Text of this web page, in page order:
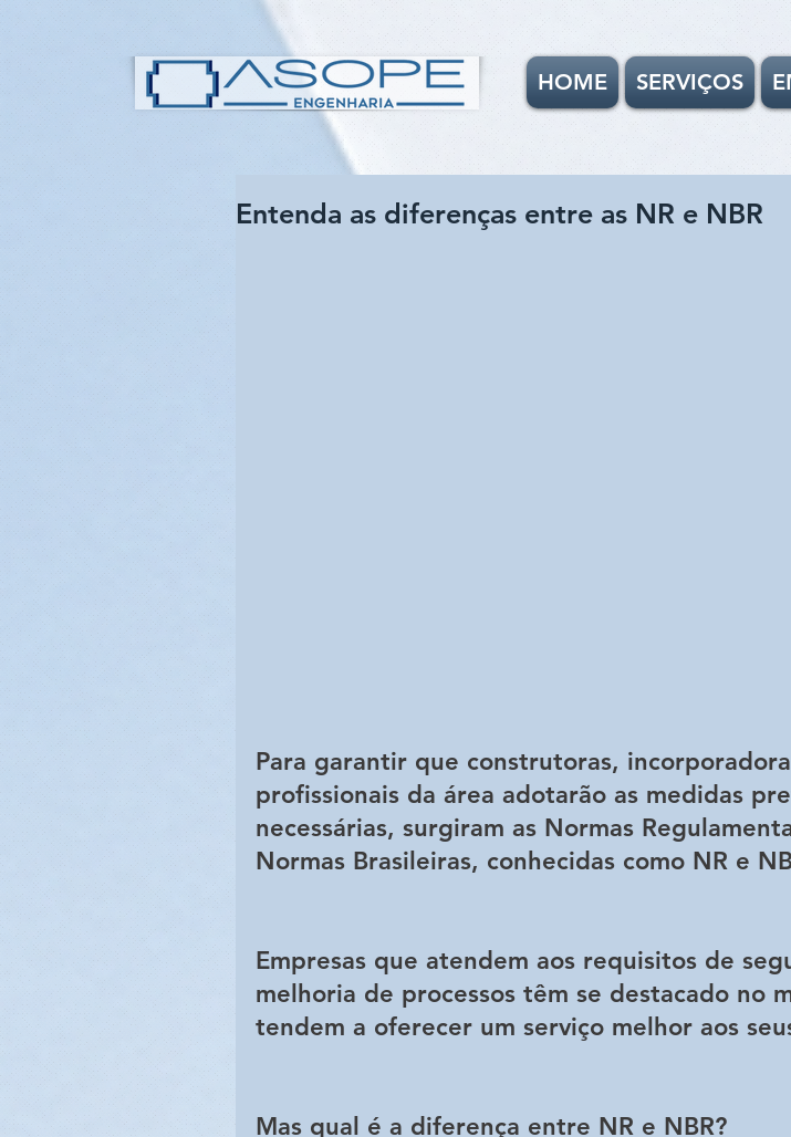
HOME SERVIÇOS
Entenda as diferenças entre as NR e NBR
Para garantir que construtoras,
profissionais da área adotarão as medidas
necessárias, surgiram as Normas
Normas Brasileiras, conhecidas como NR e
Empresas que atendem aos requisitos de
melhoria de processos têm se destacado no
tendem a oferecer um serviço melhor aos
Mas qual é a diferença entre NR e NBR?